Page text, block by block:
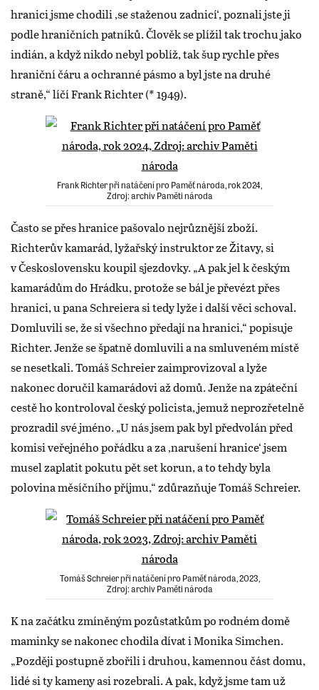
hranici jsme chodili ‚se staženou zadnicí‘, poznali jste ji
podle hraničních patníků. Člověk se plížil tak trochu jako
indián, a když nikdo nebyl poblíž, tak šup rychle přes
hraniční čáru a ochranné pásmo a byl jste na druhé
straně,“ líčí Frank Richter (* 1949).
Frank Richter při natáčení pro Paměť národa, rok 2024,
Zdroj: archiv Paměti národa
Často se přes hranice pašovalo nejrůznější zboží.
Richterův kamarád, lyžařský instruktor ze Žitavy, si
v Československu koupil sjezdovky. „A pak jel k českým
kamarádům do Hrádku, protože se bál je převézt přes
hranici, u pana Schreiera si tedy lyže i další věci schoval.
Domluvili se, že si všechno předají na hranici,“ popisuje
Richter. Jenže se špatně domluvili a na smluveném místě
se nesetkali. Tomáš Schreier zaimprovizoval a lyže
nakonec doručil kamarádovi až domů. Jenže na zpáteční
cestě ho kontroloval český policista, jemuž neprozřetelně
prozradil své jméno. „U nás jsem pak byl předvolán před
komisi veřejného pořádku a za ‚narušení hranice‘ jsem
musel zaplatit pokutu pět set korun, a to tehdy byla
polovina měsíčního příjmu,“ zdůrazňuje Tomáš Schreier.
Tomáš Schreier při natáčení pro Paměť národa, 2023,
Zdroj: archiv Paměti národa
K na začátku zmíněným pozůstatkům po rodném domě
maminky se nakonec chodila dívat i Monika Simchen.
„Později postupně zbořili i druhou, kamennou část domu,
lidé si ty kameny asi rozebrali. A pak, když jsme tam už